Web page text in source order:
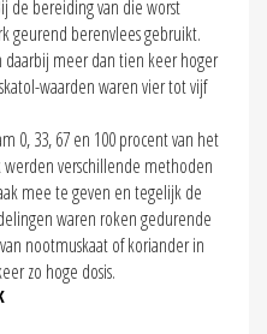
de bereiding van die worst
geurend berenvlees gebruikt.
daarbij meer dan tien keer hoger
waarden waren vier tot vijf
0, 33, 67 en 100 procent van het
verschillende methoden
mee te geven en tegelijk de
waren roken gedurende
nootmuskaat of koriander in
zo hoge dosis.